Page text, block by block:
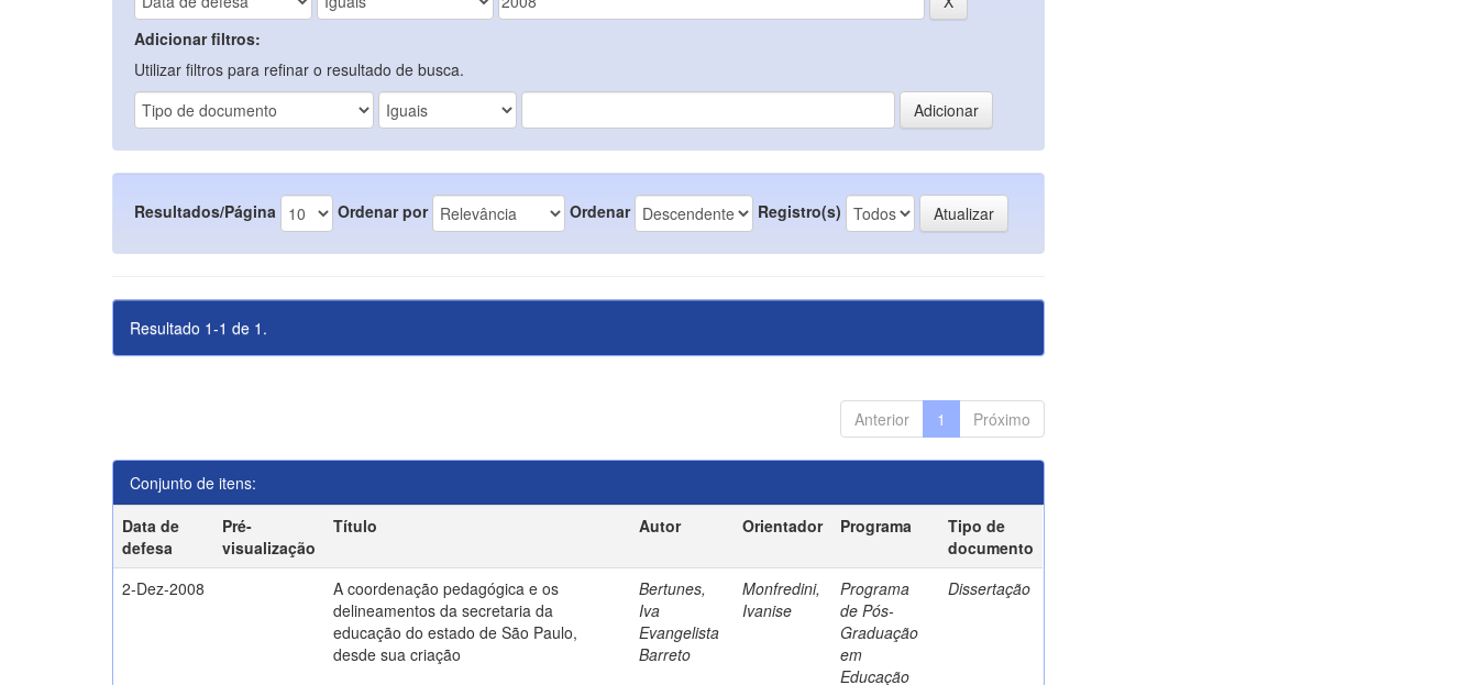
Adicionar filtros:
Utilizar filtros para refinar o resultado de busca.
Resultados/Página Ordenar por Ordenar Registro(s)
Resultado 1-1 de 1.
Anterior 1 Próximo
Conjunto de itens:
Data de
defesa
Pré-
visualização
Título Autor Orientador Programa
Tipo de
documento
2-Dez-2008
A coordenação pedagógica e os
delineamentos da secretaria da
educação do estado de São Paulo,
desde sua criação
Bertunes,
Iva
Evangelista
Barreto
Monfredini,
Ivanise
Programa
de Pós-
Graduação
em
Educação
Dissertação